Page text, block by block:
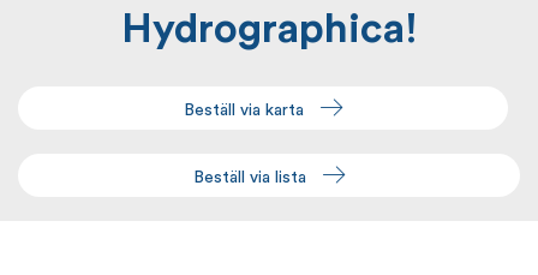
Hydrographica!
Beställ via karta
Beställ via lista